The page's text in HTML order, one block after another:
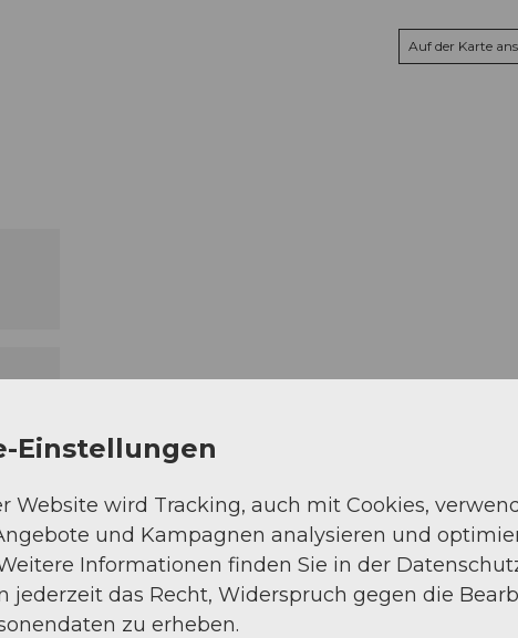
Auf der Karte
Einstellungen
Website wird Tracking, auch mit Cookies,
und Kampagnen analysieren und
Informationen finden Sie in der
jederzeit das Recht, Widerspruch gegen die
zu erheben.